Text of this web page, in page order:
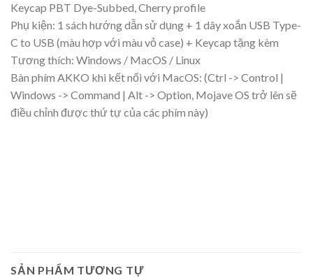
Keycap PBT Dye-Subbed, Cherry profile
Phụ kiện: 1 sách hướng dẫn sử dụng + 1 dây xoắn USB Type-
C to USB (màu hợp với màu vỏ case) + Keycap tặng kèm
Tương thích: Windows / MacOS / Linux
Bàn phím AKKO khi kết nối với MacOS: (Ctrl -> Control |
Windows -> Command | Alt -> Option, Mojave OS trở lên sẽ
điều chỉnh được thứ tự của các phím này)
SẢN PHẨM TƯƠNG TỰ